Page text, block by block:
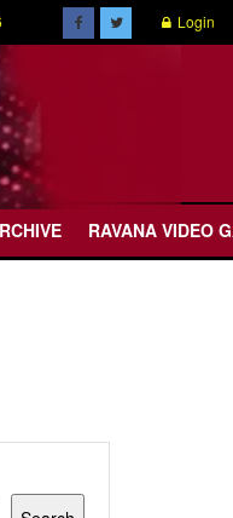
Login
RAVANA VIDEO